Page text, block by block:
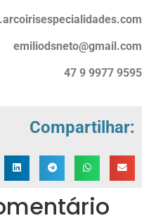
emiliodsneto@gmail.com
47 9 9977 9595
Compartilhar: